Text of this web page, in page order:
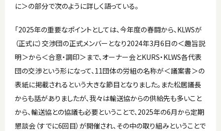
に＞の部分で次のように詳しく語っている。
「2025年の重要なポイントとしては、今年度の春闘から、KLWSが
（正式に）交渉団の正式メンバーとなり2024年3月6日の＜趣旨説
明＞から＜合意・調印＞まで、オーナー会とKURS・KLWS各代表
団の交渉という形になって、11団体の労組の名称が＜議案書＞の
表紙に掲載されるという大きな節目となりました。また松居議長
からも話がありましたが、我々は輸送協からの供給先も多いこと
から、輸送協との協議も必要ということで、2025年の6月から定期
懇談会（すでに6回目）が開催され、その中の取り組みということで